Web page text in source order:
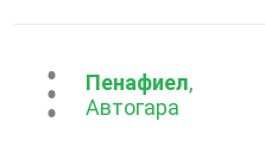
...Пенафиел,
Автогара